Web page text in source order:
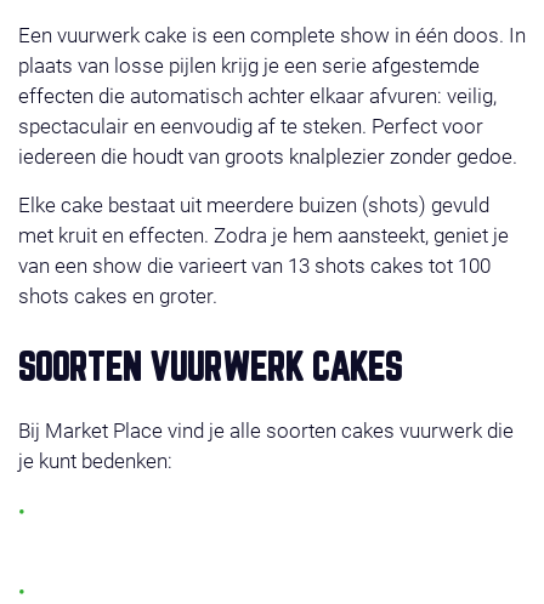
Een vuurwerk cake is een complete show in één doos. In
plaats van losse pijlen krijg je een serie afgestemde
effecten die automatisch achter elkaar afvuren: veilig,
spectaculair en eenvoudig af te steken. Perfect voor
iedereen die houdt van groots knalplezier zonder gedoe.
Elke cake bestaat uit meerdere buizen (shots) gevuld
met kruit en effecten. Zodra je hem aansteekt, geniet je
van een show die varieert van 13 shots cakes tot 100
shots cakes en groter.
SOORTEN VUURWERK CAKES
Bij Market Place vind je alle soorten cakes vuurwerk die
je kunt bedenken: